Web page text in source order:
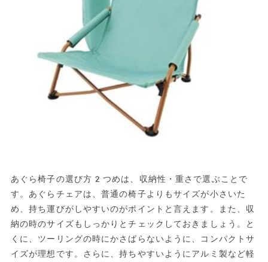
あぐら椅子の選び方2つめは、収納性・重さで選ぶことで
す。あぐらチェアは、普通の椅子よりもサイズが小さいた
め、持ち運びがしやすいのがポイントと言えます。また、収
納の時のサイズもしっかりとチェックしておきましょう。と
くに、ツーリングの時にかさばらないように、コンパクトサ
イズが理想です。さらに、持ちやすいようにアルミ製など軽